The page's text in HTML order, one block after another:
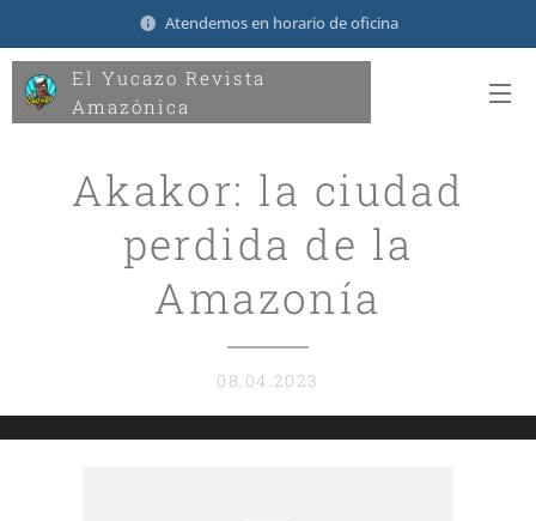
Atendemos en horario de oficina
El Yucazo Revista
Amazónica
Akakor: la ciudad
perdida de la
Amazonía
08.04.2023